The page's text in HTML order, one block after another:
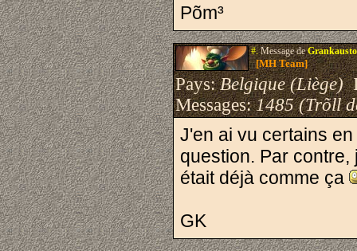
Põm³
#.Message deGrankausto
[MH Team]
Pays:Belgique (Liège)
Messages:1485 (Trõll
J'en ai vu certains
question. Par
était déjà comme ça
GK